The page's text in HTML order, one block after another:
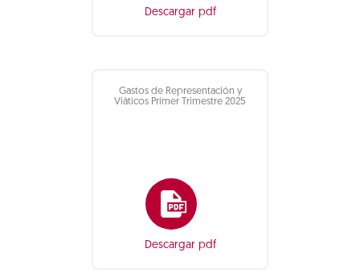
Descargar pdf
Gastos de Representación y
Viáticos Primer Trimestre 2025
Descargar pdf